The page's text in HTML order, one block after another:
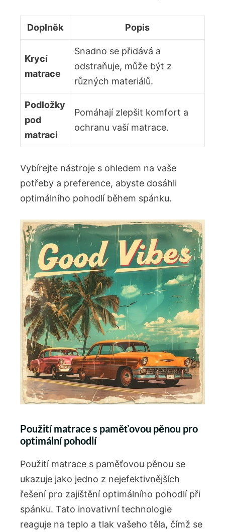
Doplněk Popis
Krycí
matrace
Snadno se přidává a
odstraňuje, může být z
různých materiálů.
Podložky
pod
matraci
Pomáhají zlepšit komfort a
ochranu vaší matrace.
Vybírejte nástroje s ohledem na vaše
potřeby a preference, abyste dosáhli
optimálního pohodlí během spánku.
Použití matrace s paměťovou pěnou pro
optimální pohodlí
Použití matrace s paměťovou pěnou se
ukazuje jako jedno z nejefektivnějších
řešení pro zajištění optimálního pohodlí při
spánku. Tato inovativní technologie
reaguje na teplo a tlak vašeho těla, čímž se